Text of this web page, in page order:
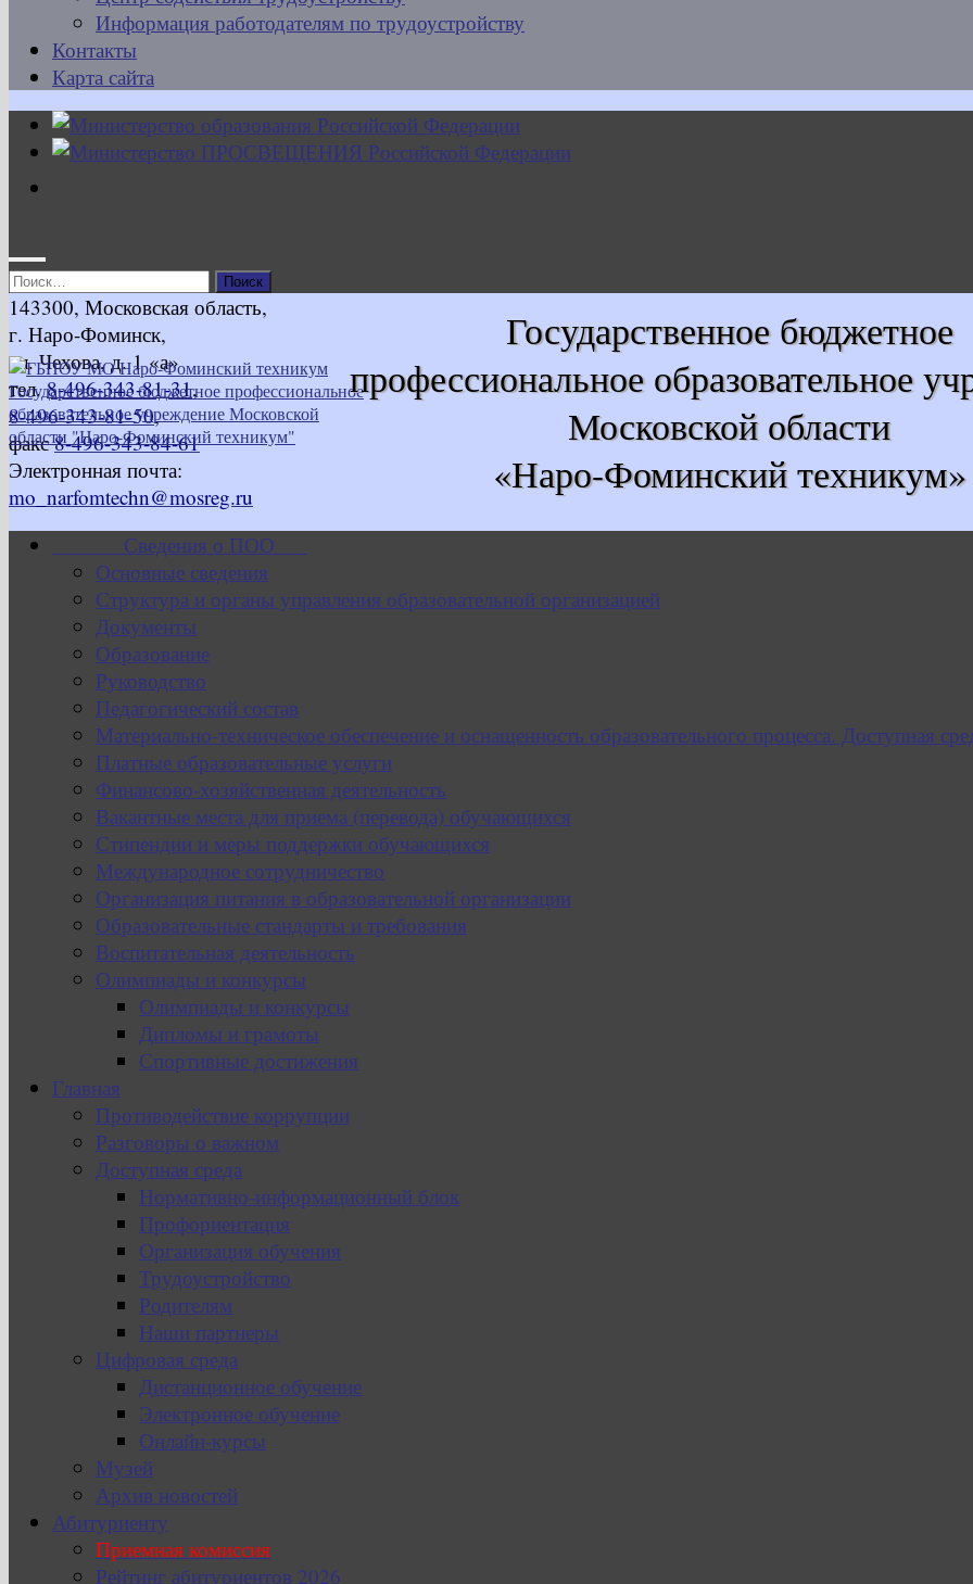
Информация работодателям по трудоустройству
Контакты
Карта сайта
Найти:
Государственное бюджетное
профессиональное образовательное
Московской области
«Наро-Фоминский техникум»
143300, Московская область,
г. Наро-Фоминск,
ул. Чехова, д. 1 «а»
тел.8-496-343-81-31,
8-496-343-81-50,
факс8-496-343-84-61
Электронная почта:
mo_narfomtechn@mosreg.ru
Сведения о ПОО
Основные сведения
Структура и органы управления образовательной организацией
Документы
Образование
Руководство
Педагогический состав
Материально-техническое обеспечение и оснащенность образовательного процесса. Доступная
Платные образовательные услуги
Финансово-хозяйственная деятельность
Вакантные места для приема (перевода) обучающихся
Стипендии и меры поддержки обучающихся
Международное сотрудничество
Организация питания в образовательной организации
Образовательные стандарты и требования
Воспитательная деятельность
Олимпиады и конкурсы
Олимпиады и конкурсы
Дипломы и грамоты
Спортивные достижения
Главная
Противодействие коррупции
Разговоры о важном
Доступная среда
Нормативно-информационный блок
Профориентация
Организация обучения
Трудоустройство
Родителям
Наши партнеры
Цифровая среда
Дистанционное обучение
Электронное обучение
Онлайн-курсы
Музей
Архив новостей
Абитуриенту
Приемная комиссия
Рейтинг абитуриентов 2026